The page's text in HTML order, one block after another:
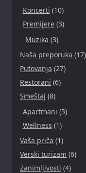
Koncerti (10)
Premijere(3)
Muzika (3)
Naša preporuka (17)
Putovanja (27)
Restorani (6)
Smeštaj (8)
Apartmani (5)
Wellness (1)
Vaša priča (1)
Verski turizam (6)
Zanimljivosti (4)